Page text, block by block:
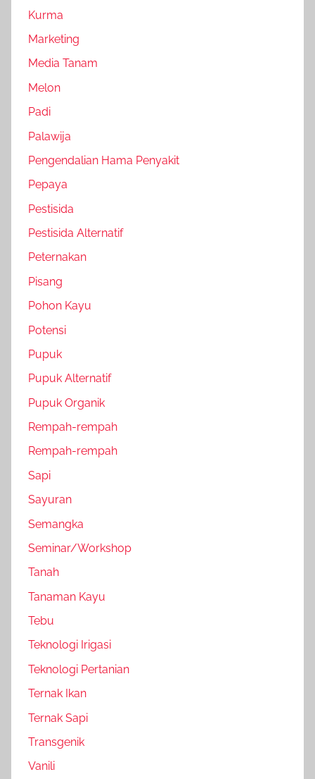
Kurma
Marketing
Media Tanam
Melon
Padi
Palawija
Pengendalian Hama Penyakit
Pepaya
Pestisida
Pestisida Alternatif
Peternakan
Pisang
Pohon Kayu
Potensi
Pupuk
Pupuk Alternatif
Pupuk Organik
Rempah-rempah
Rempah-rempah
Sapi
Sayuran
Semangka
Seminar/Workshop
Tanah
Tanaman Kayu
Tebu
Teknologi Irigasi
Teknologi Pertanian
Ternak Ikan
Ternak Sapi
Transgenik
Vanili